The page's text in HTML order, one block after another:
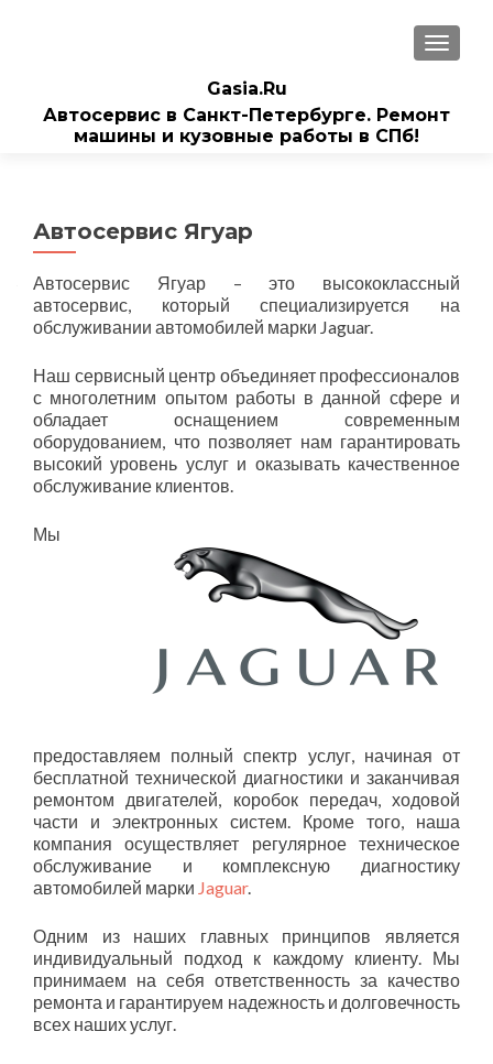
Gasia.Ru
Автосервис в Санкт-Петербурге. Ремонт
машины и кузовные работы в СПб!
Автосервис Ягуар
Автосервис Ягуар – это высококлассный
автосервис, который специализируется на
обслуживании автомобилей марки Jaguar.
Наш сервисный центр объединяет профессионалов
с многолетним опытом работы в данной сфере и
обладает оснащением современным
оборудованием, что позволяет нам гарантировать
высокий уровень услуг и оказывать качественное
обслуживание клиентов.
Мы
предоставляем полный спектр услуг, начиная от
бесплатной технической диагностики и заканчивая
ремонтом двигателей, коробок передач, ходовой
части и электронных систем. Кроме того, наша
компания осуществляет регулярное техническое
обслуживание и комплексную диагностику
автомобилей марки Jaguar.
Одним из наших главных принципов является
индивидуальный подход к каждому клиенту. Мы
принимаем на себя ответственность за качество
ремонта и гарантируем надежность и долговечность
всех наших услуг.